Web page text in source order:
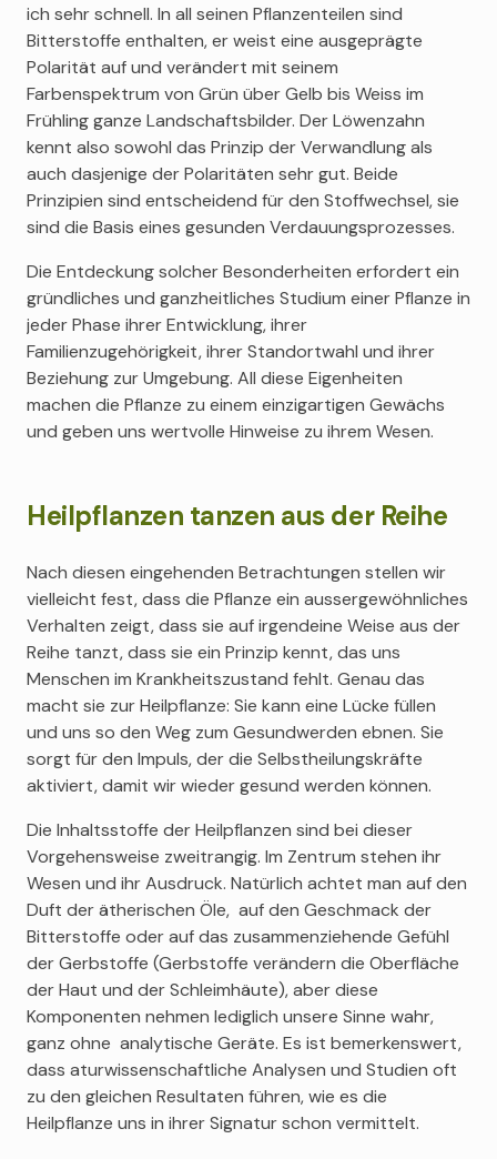
ich sehr schnell. In all seinen Pflanzenteilen sind
Bitterstoffe enthalten, er weist eine ausgeprägte
Polarität auf und verändert mit seinem
Farbenspektrum von Grün über Gelb bis Weiss im
Frühling ganze Landschaftsbilder. Der Löwenzahn
kennt also sowohl das Prinzip der Verwandlung als
auch dasjenige der Polaritäten sehr gut. Beide
Prinzipien sind entscheidend für den Stoffwechsel, sie
sind die Basis eines gesunden Verdauungsprozesses.
Die Entdeckung solcher Besonderheiten erfordert ein
gründliches und ganzheitliches Studium einer Pflanze in
jeder Phase ihrer Entwicklung, ihrer
Familienzugehörigkeit, ihrer Standortwahl und ihrer
Beziehung zur Umgebung. All diese Eigenheiten
machen die Pflanze zu einem einzigartigen Gewächs
und geben uns wertvolle Hinweise zu ihrem Wesen.
Heilpflanzen tanzen aus der Reihe
Nach diesen eingehenden Betrachtungen stellen wir
vielleicht fest, dass die Pflanze ein aussergewöhnliches
Verhalten zeigt, dass sie auf irgendeine Weise aus der
Reihe tanzt, dass sie ein Prinzip kennt, das uns
Menschen im Krankheitszustand fehlt. Genau das
macht sie zur Heilpflanze: Sie kann eine Lücke füllen
und uns so den Weg zum Gesundwerden ebnen. Sie
sorgt für den Impuls, der die Selbstheilungskräfte
aktiviert, damit wir wieder gesund werden können.
Die Inhaltsstoffe der Heilpflanzen sind bei dieser
Vorgehensweise zweitrangig. Im Zentrum stehen ihr
Wesen und ihr Ausdruck. Natürlich achtet man auf den
Duft der ätherischen Öle, auf den Geschmack der
Bitterstoffe oder auf das zusammenziehende Gefühl
der Gerbstoffe (Gerbstoffe verändern die Oberfläche
der Haut und der Schleimhäute), aber diese
Komponenten nehmen lediglich unsere Sinne wahr,
ganz ohne analytische Geräte. Es ist bemerkenswert,
dass aturwissenschaftliche Analysen und Studien oft
zu den gleichen Resultaten führen, wie es die
Heilpflanze uns in ihrer Signatur schon vermittelt.